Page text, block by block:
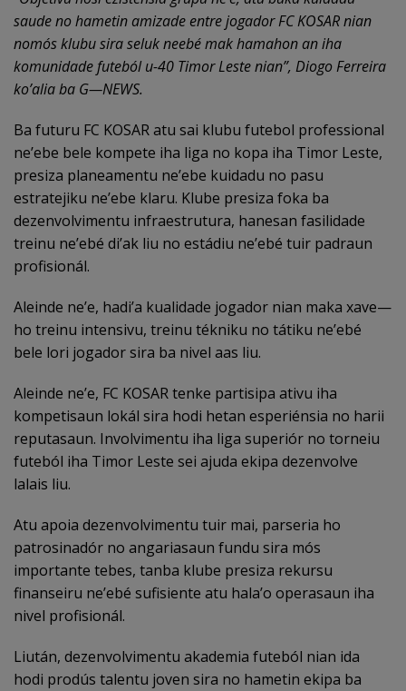
saude no hametin amizade entre jogador FC KOSAR nian
nomós klubu sira seluk neebé mak hamahon an iha
komunidade futeból u-40 Timor Leste nian”, Diogo Ferreira
ko’alia ba G—NEWS.
Ba futuru FC KOSAR atu sai klubu futebol professional
ne’ebe bele kompete iha liga no kopa iha Timor Leste,
presiza planeamentu ne’ebe kuidadu no pasu
estratejiku ne’ebe klaru. Klube presiza foka ba
dezenvolvimentu infraestrutura, hanesan fasilidade
treinu ne’ebé di’ak liu no estádiu ne’ebé tuir padraun
profisionál.
Aleinde ne’e, hadi’a kualidade jogador nian maka xave—
ho treinu intensivu, treinu tékniku no tátiku ne’ebé
bele lori jogador sira ba nivel aas liu.
Aleinde ne’e, FC KOSAR tenke partisipa ativu iha
kompetisaun lokál sira hodi hetan esperiénsia no harii
reputasaun. Involvimentu iha liga superiór no torneiu
futeból iha Timor Leste sei ajuda ekipa dezenvolve
lalais liu.
Atu apoia dezenvolvimentu tuir mai, parseria ho
patrosinadór no angariasaun fundu sira mós
importante tebes, tanba klube presiza rekursu
finanseiru ne’ebé sufisiente atu hala’o operasaun iha
nivel profisionál.
Liután, dezenvolvimentu akademia futeból nian ida
hodi prodús talentu joven sira no hametin ekipa ba